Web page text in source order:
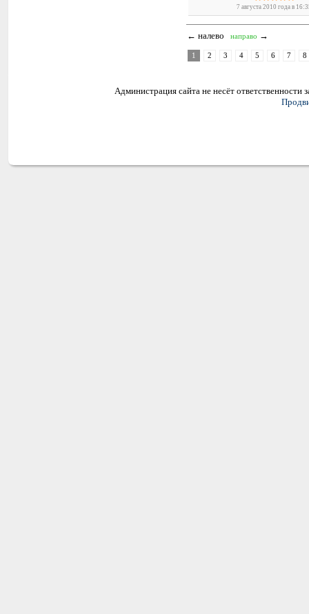
7 августа 2010 года в
← налево направо →
1 2 3 4 5 6 7 8
Администрация сайта не несёт ответственности